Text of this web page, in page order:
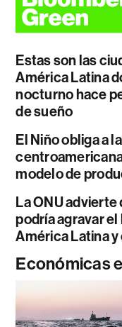
Estas son las
América Latina
nocturno hace
de sueño
El Niño obliga a
modelo de
La ONU advierte
podría agravar
América Latina y
Económicas